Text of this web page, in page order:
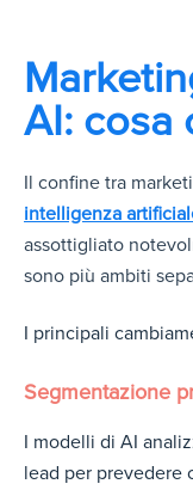
AI: cosa
Il confine tra
intelligenza
assottigliato
sono più ambiti
I principali
Segmentazione
I modelli di AI
lead per prevedere